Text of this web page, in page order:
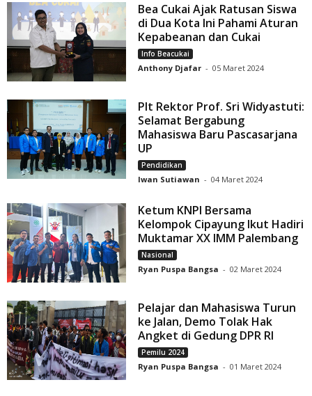
Bea Cukai Ajak Ratusan Siswa
di Dua Kota Ini Pahami Aturan
Kepabeanan dan Cukai
Info Beacukai
Anthony Djafar - 05 Maret 2024
Plt Rektor Prof. Sri Widyastuti:
Selamat Bergabung
Mahasiswa Baru Pascasarjana
UP
Pendidikan
Iwan Sutiawan - 04 Maret 2024
Ketum KNPI Bersama
Kelompok Cipayung Ikut Hadiri
Muktamar XX IMM Palembang
Nasional
Ryan Puspa Bangsa - 02 Maret 2024
Pelajar dan Mahasiswa Turun
ke Jalan, Demo Tolak Hak
Angket di Gedung DPR RI
Pemilu 2024
Ryan Puspa Bangsa - 01 Maret 2024